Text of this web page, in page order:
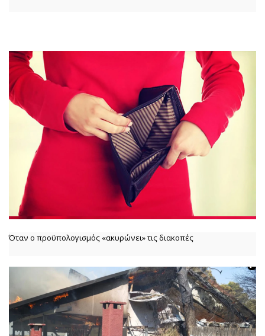
Όταν ο προϋπολογισμός «ακυρώνει» τις διακοπές